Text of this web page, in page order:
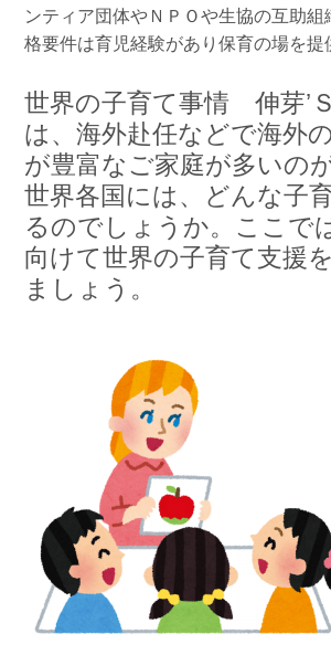
ンティア団体やＮＰＯや生協の互助組
格要件は育児経験があり保育の場を提
世界の子育て事情 伸芽’
は、海外赴任などで海外
が豊富なご家庭が多いの
世界各国には、どんな子
るのでしょうか。ここで
向けて世界の子育て支援
ましょう。